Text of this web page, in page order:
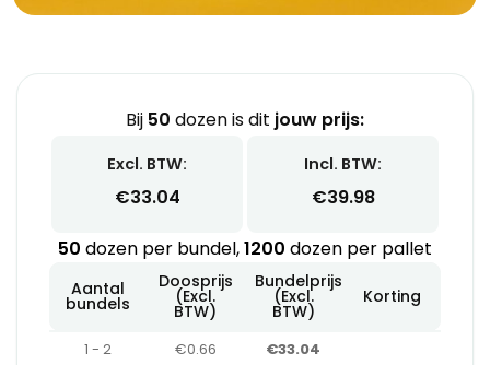
Bij 50 dozen is dit jouw prijs:
Excl. BTW:
€33.04
Incl. BTW:
€39.98
50 dozen per bundel,1200 dozen per pallet
Aantal
bundels
Doosprijs
(Excl.
BTW)
Bundelprijs
(Excl.
BTW)
Korting
1 - 2 €0.66
€33.04